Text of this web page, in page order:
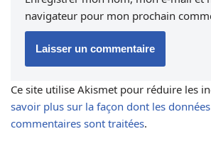
navigateur pour mon prochain
Ce site utilise Akismet pour réduire les
savoir plus sur la façon dont les
commentaires sont traitées.